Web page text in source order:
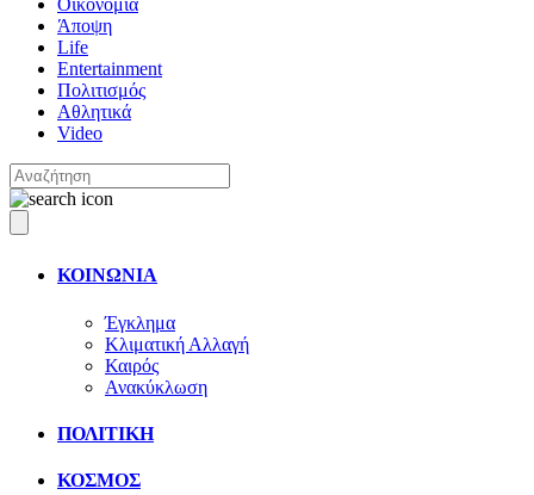
Οικονομία
Άποψη
Life
Entertainment
Πολιτισμός
Αθλητικά
Video
ΚΟΙΝΩΝΙΑ
Έγκλημα
Κλιματική Αλλαγή
Καιρός
Ανακύκλωση
ΠΟΛΙΤΙΚΗ
ΚΟΣΜΟΣ